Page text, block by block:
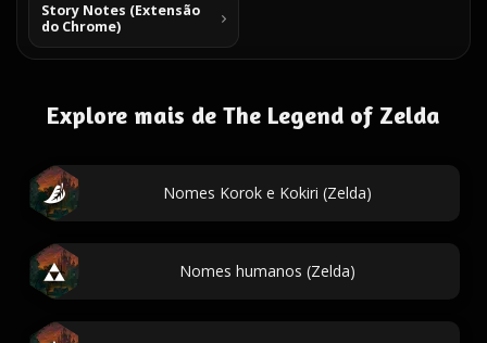
Story Notes (Extensão
do Chrome)
Explore mais de The Legend of Zelda
Nomes Korok e Kokiri (Zelda)
Nomes humanos (Zelda)